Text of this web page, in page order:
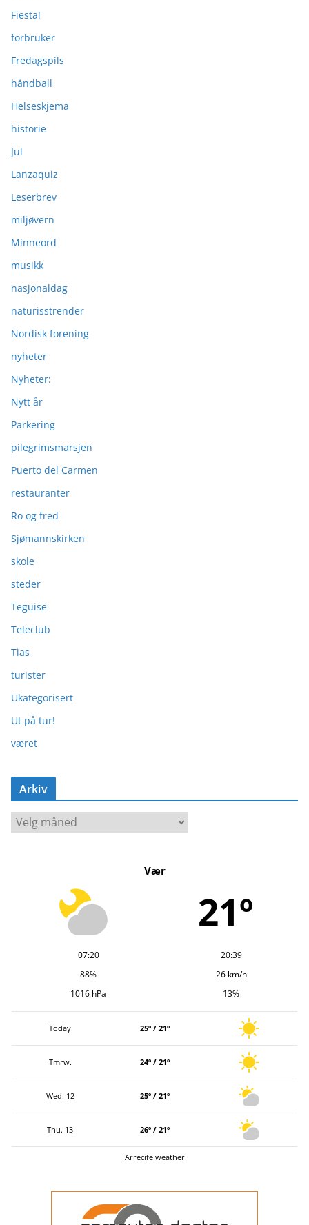
Fiesta!
forbruker
Fredagspils
håndball
Helseskjema
historie
Jul
Lanzaquiz
Leserbrev
miljøvern
Minneord
musikk
nasjonaldag
naturisstrender
Nordisk forening
nyheter
Nyheter:
Nytt år
Parkering
pilegrimsmarsjen
Puerto del Carmen
restauranter
Ro og fred
Sjømannskirken
skole
steder
Teguise
Teleclub
Tias
turister
Ukategorisert
Ut på tur!
været
Arkiv
A
Vær
21º
07:20
20:39
88%
26 km/h
1016 hPa
13%
Today 25º / 21º
Tmrw. 24º / 21º
Wed. 12 25º / 21º
Thu. 13 26º / 21º
Arrecife weather